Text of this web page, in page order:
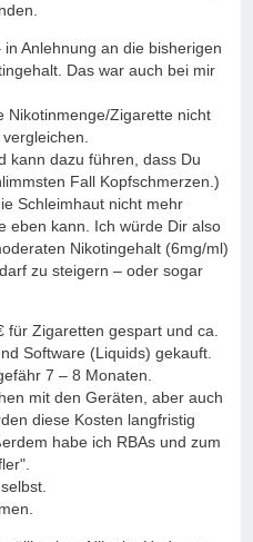
Anlehnung an die bisherigen
Das war auch bei mir
Nikotinmenge/Zigarette nicht
kann dazu führen, dass Du
Fall Kopfschmerzen.)
Schleimhaut nicht mehr
eben kann. Ich würde Dir also
Nikotingehalt (6mg/ml)
zu steigern – oder sogar
Zigaretten gespart und ca.
Software (Liquids) gekauft.
7 – 8 Monaten.
mit den Geräten, aber auch
diese Kosten langfristig
habe ich RBAs und zum